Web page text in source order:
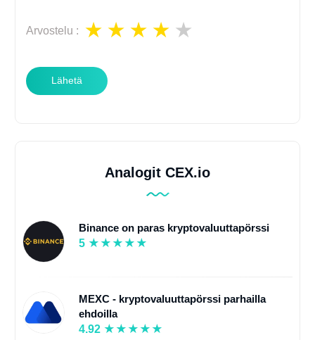
Arvostelu :
Lähetä
Analogit CEX.io
Binance on paras kryptovaluuttapörssi
5
MEXC - kryptovaluuttapörssi parhailla
ehdoilla
4.92